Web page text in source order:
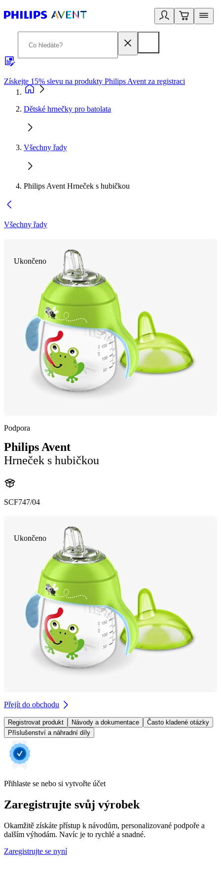
Získejte 15% slevu na produkty Philips Avent za registraci
Dětské hrnečky pro batolata
Všechny řady
Philips Avent Hrneček s hubičkou
Všechny řady
Ukončeno
Podpora
Philips Avent
Hrneček s hubičkou
SCF747/04
Ukončeno
Přejít do obchodu
Registrovat produkt Návody a dokumentace
Často kladené otázky
Příslušenství a náhradní díly
Přihlaste se nebo si vytvořte účet
Zaregistrujte svůj výrobek
Okamžitě získáte přístup k návodům, personalizované podpoře a
dalším výhodám. Navíc je to rychlé a snadné.
Zaregistrujte se nyní